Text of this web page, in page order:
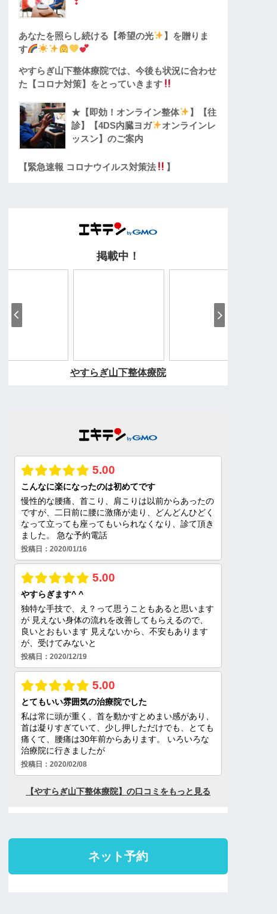
あなたを照らし続ける【希望の光
】を贈りま
す
やすらぎ山下整体療院では、今後も状況に合わせ
た【コロナ対策】をとっていきます
★【即効！オンライン整体
】【往
診】【4DS内臓ヨガ
オンラインレ
ッスン】のご案内
【緊急速報 コロナウイルス対策法 】